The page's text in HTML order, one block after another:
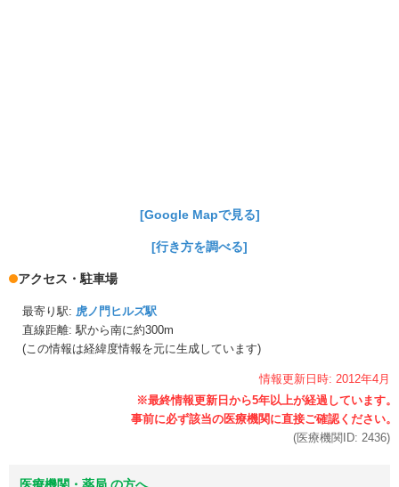
[Google Mapで見る]
[行き方を調べる]
アクセス・駐車場
最寄り駅: 虎ノ門ヒルズ駅
直線距離: 駅から南に約300m
(この情報は経緯度情報を元に生成しています)
情報更新日時: 2012年4月
(医療機関ID: 2436)